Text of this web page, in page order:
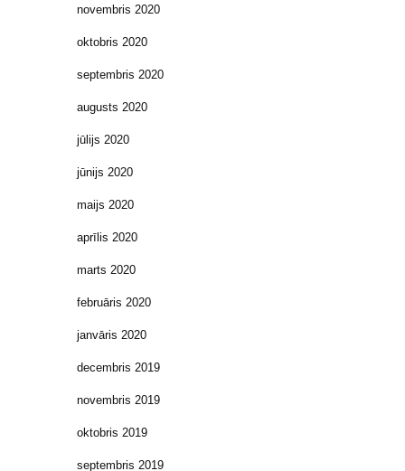
novembris 2020
oktobris 2020
septembris 2020
augusts 2020
jūlijs 2020
jūnijs 2020
maijs 2020
aprīlis 2020
marts 2020
februāris 2020
janvāris 2020
decembris 2019
novembris 2019
oktobris 2019
septembris 2019